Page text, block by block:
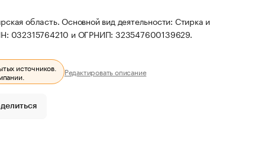
область. Основной вид деятельности: Стирка и
032315764210 и ОГРНИП: 323547600139629.
источников.
Редактировать описание